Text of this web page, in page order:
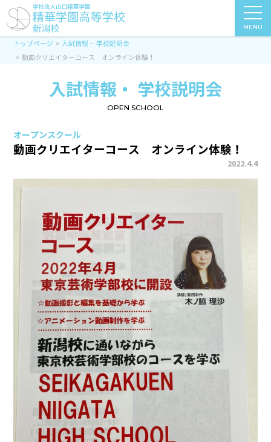
MENU
トップページ
入試情報・ 学校説明会
動画クリエイターコース オンライン体験！
入試情報・ 学校説明会
OPEN SCHOOL
オープンスクール
動画クリエイターコース オンライン体験！
2022.4.4